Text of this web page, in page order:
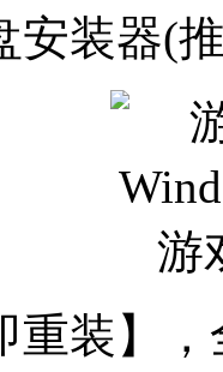
安装器(
装】，